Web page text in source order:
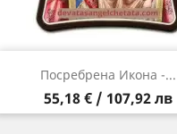
Посребрена Икона -...
Цена
55,18 € / 107,92 лв